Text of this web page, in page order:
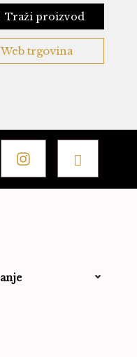
Traži proizvod
Web trgovina